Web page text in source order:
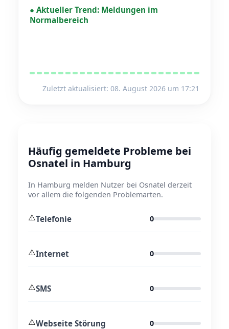
● Aktueller Trend: Meldungen im
Normalbereich
Zuletzt aktualisiert: 08. August 2026 um 17:21
Häufig gemeldete Probleme bei
Osnatel in Hamburg
In Hamburg melden Nutzer bei Osnatel derzeit
vor allem die folgenden Problemarten.
⚠️Telefonie 0
⚠️Internet 0
⚠️SMS 0
⚠️Webseite Störung 0